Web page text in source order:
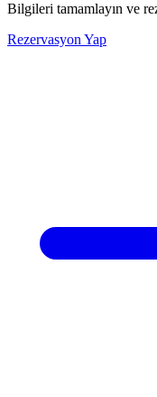
Bilgileri tamamlayın ve
Rezervasyon Yap